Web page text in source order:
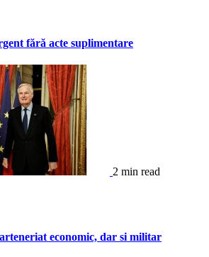
fără acte suplimentare
2 min read
economic, dar si militar